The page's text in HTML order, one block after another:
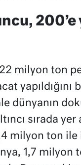
22 milyon ton
dünyanın
sırada
milyon ton ile
1,7 milyon